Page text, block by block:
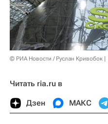
© РИА Новости / Руслан Кривобок
Читать ria.ru в
Дзен МАКС